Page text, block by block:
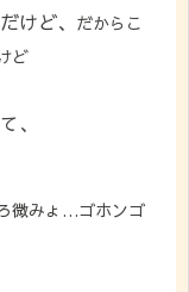
けど、 だからこ
ど
、
微みょ…ゴホンゴ